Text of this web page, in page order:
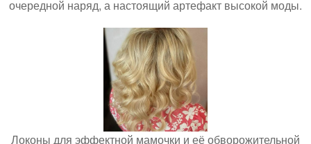
очередной наряд, а настоящий артефакт высокой моды.
Локоны для эффектной мамочки и её обворожительной